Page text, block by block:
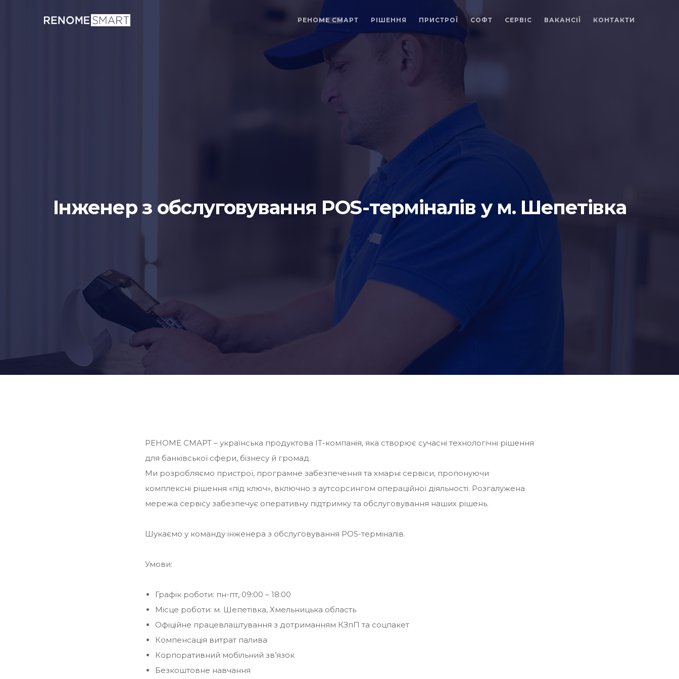
РЕНОМЕ СМАРТ РІШЕННЯ ПРИСТРОЇ СОФТ СЕРВІС ВАКАНСІЇ КОНТАКТИ
Інженер з обслуговування POS-терміналів у м. Шепетівка
РЕНОМЕ СМАРТ – українська продуктова IT-компанія, яка створює сучасні технологічні рішення
для банківської сфери, бізнесу й громад.
Ми розробляємо пристрої, програмне забезпечення та хмарні сервіси, пропонуючи
комплексні рішення «під ключ», включно з аутсорсингом операційної діяльності. Розгалужена
мережа сервісу забезпечує оперативну підтримку та обслуговування наших рішень.
Шукаємо у команду інженера з обслуговування POS-терміналів.
Умови:
Графік роботи: пн-пт, 09:00 – 18:00
Місце роботи: м. Шепетівка, Хмельницька область
Офіційне працевлаштування з дотриманням КЗпП та соцпакет
Компенсація витрат палива
Корпоративний мобільний зв’язок
Безкоштовне навчання